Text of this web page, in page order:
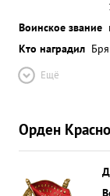
Воинское звание
Кто наградил
Ещё
Орден